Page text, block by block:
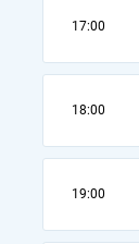
17:00
18:00
19:00